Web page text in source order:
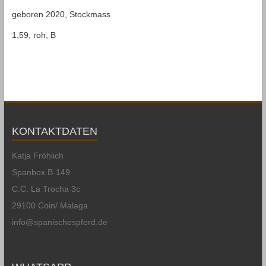
geboren 2020, Stockmass
1,59, roh, B
KONTAKTDATEN
Katja Fröhlich
Spanbox B-149
C.C. La Trocha 3c
29100 Coin/ Malaga
info@spanischespferd.de